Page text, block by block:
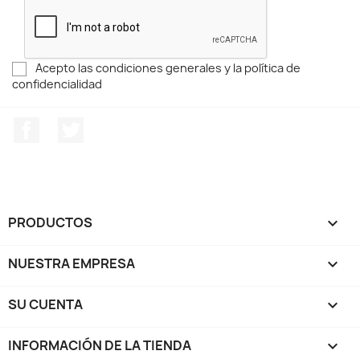
Acepto las condiciones generales y la política de
confidencialidad
PRODUCTOS 
NUESTRA EMPRESA 
SU CUENTA 
INFORMACIÓN DE LA TIENDA keyboard_arrow_down